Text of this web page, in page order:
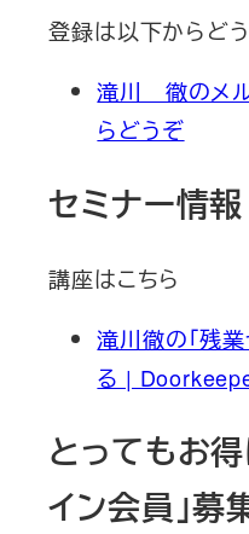
登録は以下からど
滝川 徹のメ
らどうぞ
セミナー情報
講座はこちら
滝川徹の「残
る |
とってもお
イン会員」募